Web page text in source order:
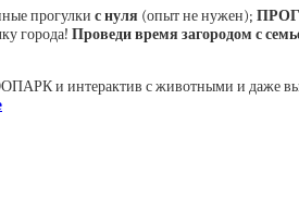
прогулки с нуля (опыт не нужен);
города! Проведи время загородом с
и интерактив с животными и даже